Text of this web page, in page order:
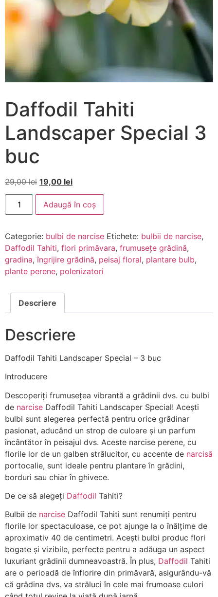
Daffodil Tahiti
Landscaper Special 3
buc
29,00lei 19,00 lei
Adaugă în coș
Categorie: bulbi de narcise Etichete: bulbii de narcise,
Daffodil Tahiti, flori primăvara, frumusețe grădină,
gradina,îngrijire grădină, peisaj floral, plantare bulb,
plante perene, polenizatori
Descriere
Descriere
Daffodil Tahiti Landscaper Special – 3 buc
Introducere
Descoperiți frumusețea vibrantă a grădinii dvs. cu bulbi
de narcise Daffodil Tahiti Landscaper Special! Acești
bulbi sunt alegerea perfectă pentru orice grădinar
pasionat, aducând un strop de culoare și un parfum
încântător în peisajul dvs. Aceste narcise perene, cu
florile lor de un galben strălucitor, cu accente de narcisă
portocalie, sunt ideale pentru plantare în grădini,
borduri sau chiar în ghivece.
De ce să alegeți Daffodil Tahiti?
Bulbii de narcise Daffodil Tahiti sunt renumiți pentru
florile lor spectaculoase, ce pot ajunge la o înălțime de
aproximativ 40 de centimetri. Acești bulbi produc flori
bogate și vizibile, perfecte pentru a adăuga un aspect
luxuriant grădinii dumneavoastră. În plus, Daffodil Tahiti
are o perioadă de înflorire din primăvară, asigurându-vă
că grădina dvs. va străluci în cele mai frumoase culori